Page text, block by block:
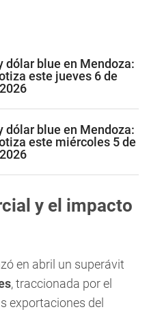
dólar blue en Mendoza:
este jueves 6 de
dólar blue en Mendoza:
este miércoles 5 de
y el impacto
en abril un superávit
, traccionada por el
exportaciones del